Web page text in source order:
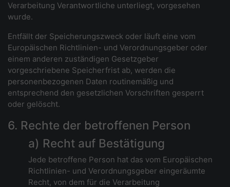
Verarbeitung Verantwortliche unterliegt, vorgesehen
wurde.
Entfällt der Speicherungszweck oder läuft eine vom
Europäischen Richtlinien- und Verordnungsgeber oder
einem anderen zuständigen Gesetzgeber
vorgeschriebene Speicherfrist ab, werden die
personenbezogenen Daten routinemäßig und
entsprechend den gesetzlichen Vorschriften gesperrt
oder gelöscht.
6. Rechte der betroffenen Person
a) Recht auf Bestätigung
Jede betroffene Person hat das vom Europäischen
Richtlinien- und Verordnungsgeber eingeräumte
Recht, von dem für die Verarbeitung